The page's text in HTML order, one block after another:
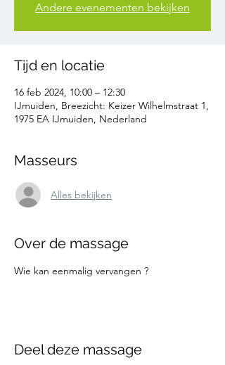
Andere evenementen bekijken
Tijd en locatie
16 feb 2024, 10:00 – 12:30
IJmuiden, Breezicht: Keizer Wilhelmstraat 1,
1975 EA IJmuiden, Nederland
Masseurs
Alles bekijken
Over de massage
Wie kan eenmalig vervangen ?
Deel deze massage